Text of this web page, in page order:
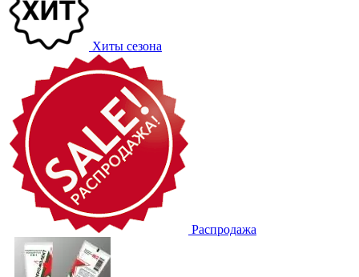
Хиты сезона
Распродажа